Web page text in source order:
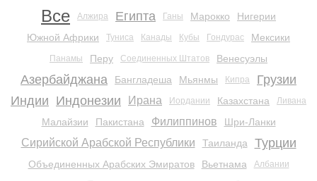
Все Алжира Египта Ганы Марокко
Нигерии
Южной Африки
Туниса Канады Кубы Гондурас Мексики
Панамы Перу Соединенных Штатов Венесуэлы
Азербайджана Бангладеша Мьянмы Кипра
Грузии
Индии Индонезии Ирана Иордании Казахстана Ливана
Малайзии Пакистана Филиппинов Шри-Ланки
Сирийской Арабской Республики Таиланда Турции
Объединенных Арабских Эмиратов Вьетнама Албании